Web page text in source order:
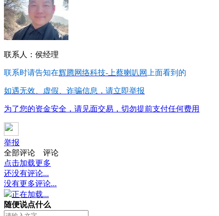
联系人：侯经理
联系时请告知在辉腾网络科技-上蔡喇叭网 上面看到的
如遇无效、虚假、诈骗信息，请立即举报
为了您的资金安全，请见面交易，切勿提前支付任何费用
举报
全部评论
评论
点击加载更多
还没有评论...
没有更多评论...
正在加载...
随便说点什么